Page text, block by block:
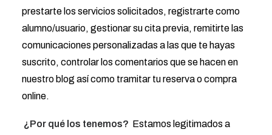
prestarte los servicios solicitados, registrarte como
alumno/usuario, gestionar su cita previa, remitirte las
comunicaciones personalizadas a las que te hayas
suscrito, controlar los comentarios que se hacen en
nuestro blog así como tramitar tu reserva o compra
online.
¿Por qué los tenemos? Estamos legitimados a